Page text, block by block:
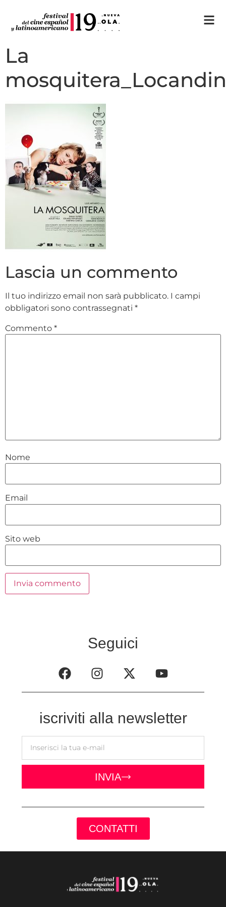
La
Lascia un commento
Il tuo indirizzo email non sarà pubblicato. I campi
obbligatori sono contrassegnati *
Commento *
Nome
Email
Sito web
Seguici
iscriviti alla newsletter
INVIA
CONTATTI